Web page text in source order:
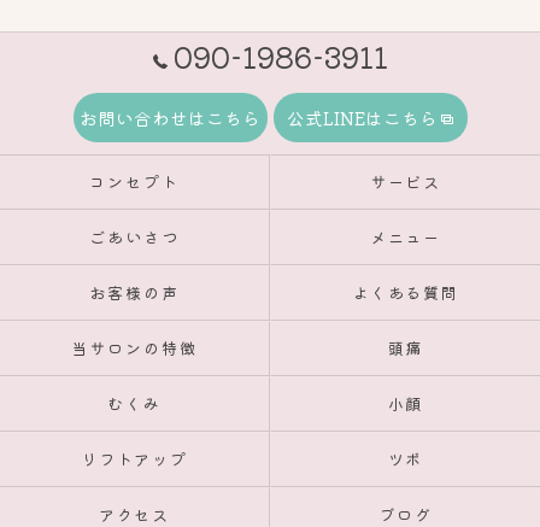
090-1986-3911
お問い合わせはこちら 公式LINEはこちら
コンセプト サービス
ごあいさつ メニュー
お客様の声 よくある質問
当サロンの特徴 頭痛
むくみ 小顔
リフトアップ ツボ
アクセス ブログ